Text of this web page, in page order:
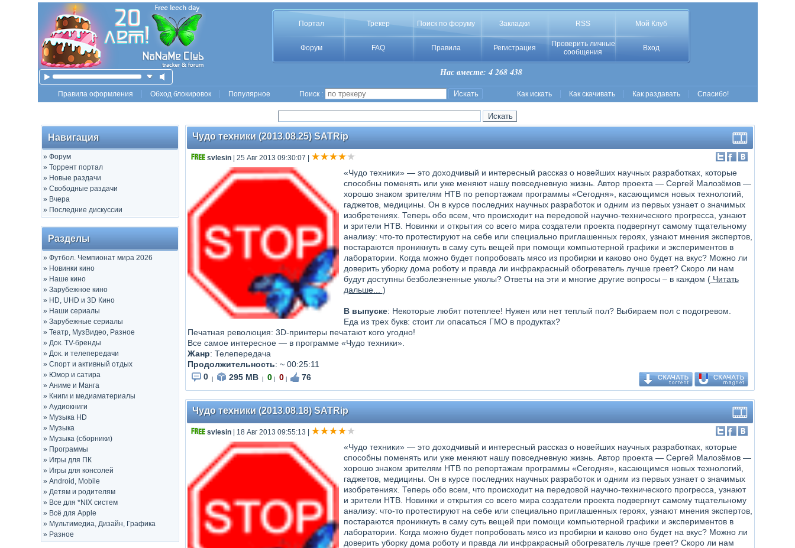
Портал Трекер Поиск по форуму Закладки RSS Мой Клуб
Форум FAQ Правила Регистрация
Проверить личные
сообщения
Вход
Нас вместе: 4 268 438
Правила оформления Обход блокировок Популярное Поиск : Как искать Как скачивать Как раздавать Спасибо!
Навигация
» Форум
» Торрент портал
» Новые раздачи
» Свободные раздачи
» Вчера
» Последние дискуссии
Разделы
» Футбол. Чемпионат мира 2026
» Новинки кино
» Наше кино
» Зарубежное кино
» HD, UHD и 3D Кино
» Наши сериалы
» Зарубежные сериалы
» Театр, МузВидео, Разное
» Док. TV-бренды
» Док. и телепередачи
» Спорт и активный отдых
» Юмор и сатира
» Аниме и Манга
» Книги и медиаматериалы
» Аудиокниги
» Музыка HD
» Музыка
» Музыка (сборники)
» Программы
» Игры для ПК
» Игры для консолей
» Android, Mobile
» Детям и родителям
» Все для *NIX систем
» Всё для Apple
» Мультимедиа, Дизайн, Графика
» Разное
Чудо техники (2013.08.25) SATRip
svlesin| 25 Авг 2013 09:30:07
«Чудо техники» — это доходчивый и интересный рассказ о новейших научных разработках, которые
способны поменять или уже меняют нашу повседневную жизнь. Автор проекта — Сергей Малозёмов —
хорошо знаком зрителям НТВ по репортажам программы «Сегодня», касающимся новых технологий,
гаджетов, медицины. Он в курсе последних научных разработок и одним из первых узнает о значимых
изобретениях. Теперь обо всем, что происходит на передовой научно-технического прогресса, узнают
и зрители НТВ. Новинки и открытия со всего мира создатели проекта подвергнут самому тщательному
анализу: что-то протестируют на себе или специально приглашенных героях, узнают мнения экспертов,
постараются проникнуть в саму суть вещей при помощи компьютерной графики и экспериментов в
лаборатории. Когда можно будет попробовать мясо из пробирки и каково оно будет на вкус? Можно ли
доверить уборку дома роботу и правда ли инфракрасный обогреватель лучше греет? Скоро ли нам
будут доступны безболезненные уколы? Ответы на эти и многие другие вопросы – в каждом (Читать
дальше... )
В выпуске: Некоторые любят потеплее! Нужен или нет теплый пол? Выбираем пол с подогревом.
Еда из трех букв: стоит ли опасаться ГМО в продуктах?
Печатная революция: 3D-принтеры печатают кого угодно!
Все самое интересное — в программе «Чудо техники».
Жанр: Телепередача
Продолжительность: ~ 00:25:11
0
295 MB 0 0 76
Чудо техники (2013.08.18) SATRip
svlesin| 18 Авг 2013 09:55:13
«Чудо техники» — это доходчивый и интересный рассказ о новейших научных разработках, которые
способны поменять или уже меняют нашу повседневную жизнь. Автор проекта — Сергей Малозёмов —
хорошо знаком зрителям НТВ по репортажам программы «Сегодня», касающимся новых технологий,
гаджетов, медицины. Он в курсе последних научных разработок и одним из первых узнает о значимых
изобретениях. Теперь обо всем, что происходит на передовой научно-технического прогресса, узнают
и зрители НТВ. Новинки и открытия со всего мира создатели проекта подвергнут самому тщательному
анализу: что-то протестируют на себе или специально приглашенных героях, узнают мнения экспертов,
постараются проникнуть в саму суть вещей при помощи компьютерной графики и экспериментов в
лаборатории. Когда можно будет попробовать мясо из пробирки и каково оно будет на вкус? Можно ли
доверить уборку дома роботу и правда ли инфракрасный обогреватель лучше греет? Скоро ли нам